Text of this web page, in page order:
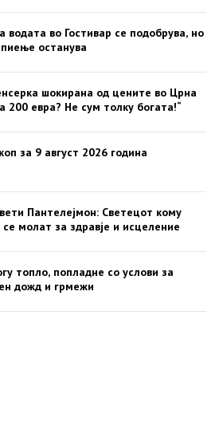
водата во Гостивар се подобрува, но
останува
шокирана од цените во Црна
200 евра? Не сум толку богата!“
за 9 август 2026 година
Пантелејмон: Светецот кому
молат за здравје и исцеление
топло, попладне со услови за
дожд и грмежи